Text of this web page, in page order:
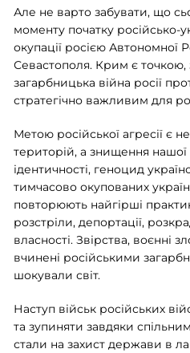
Але не варто забувати, що
моменту початку російсько-
окупації росією Автономної
Севастополя. Крим є точкою,
загарбницька війна росії
стратегічно важливим для
Метою російської агресії є
територій, а знищення нашої
ідентичності, геноцид
тимчасово окупованих
повторюють найгірші
розстріли, депортації,
власності. Звірства, воєнні
вчинені російськими
шокували світ.
Наступ військ російських
та зупиняти завдяки
стали на захист держави в